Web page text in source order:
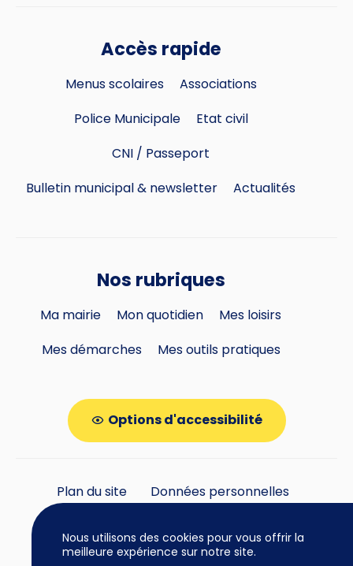
Accès rapide
Menus scolaires
Associations
Police Municipale
Etat civil
CNI / Passeport
Bulletin municipal & newsletter
Actualités
Nos rubriques
Ma mairie Mon quotidien
Mes loisirs
Mes démarches
Mes outils pratiques
Options d'accessibilité
Plan du site
Données personnelles
Nous utilisons des cookies pour vous offrir la
meilleure expérience sur notre site.